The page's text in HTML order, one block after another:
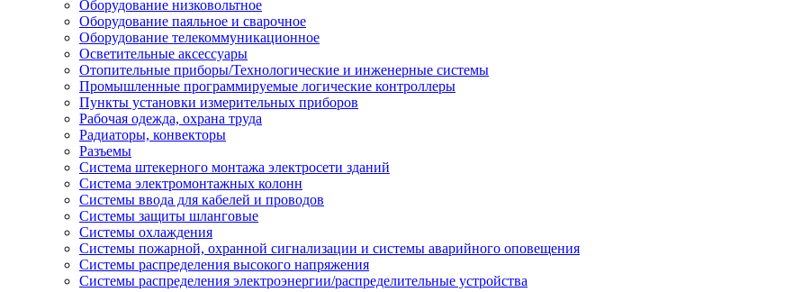
Оборудование низковольтное
Оборудование паяльное и сварочное
Оборудование телекоммуникационное
Осветительные аксессуары
Отопительные приборы/Технологические и инженерные системы
Промышленные программируемые логические контроллеры
Пункты установки измерительных приборов
Рабочая одежда, охрана труда
Радиаторы, конвекторы
Разъемы
Система штекерного монтажа электросети зданий
Система электромонтажных колонн
Системы ввода для кабелей и проводов
Системы защиты шланговые
Системы охлаждения
Системы пожарной, охранной сигнализации и системы аварийного оповещения
Системы распределения высокого напряжения
Системы распределения электроэнергии/распределительные устройства